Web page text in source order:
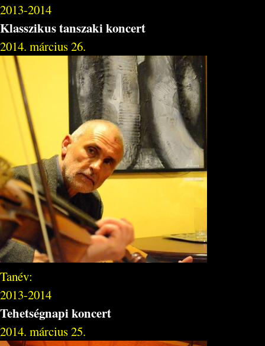
2013-2014
Klasszikus tanszaki koncert
2014. március 26.
Tanév:
2013-2014
Tehetségnapi koncert
2014. március 25.